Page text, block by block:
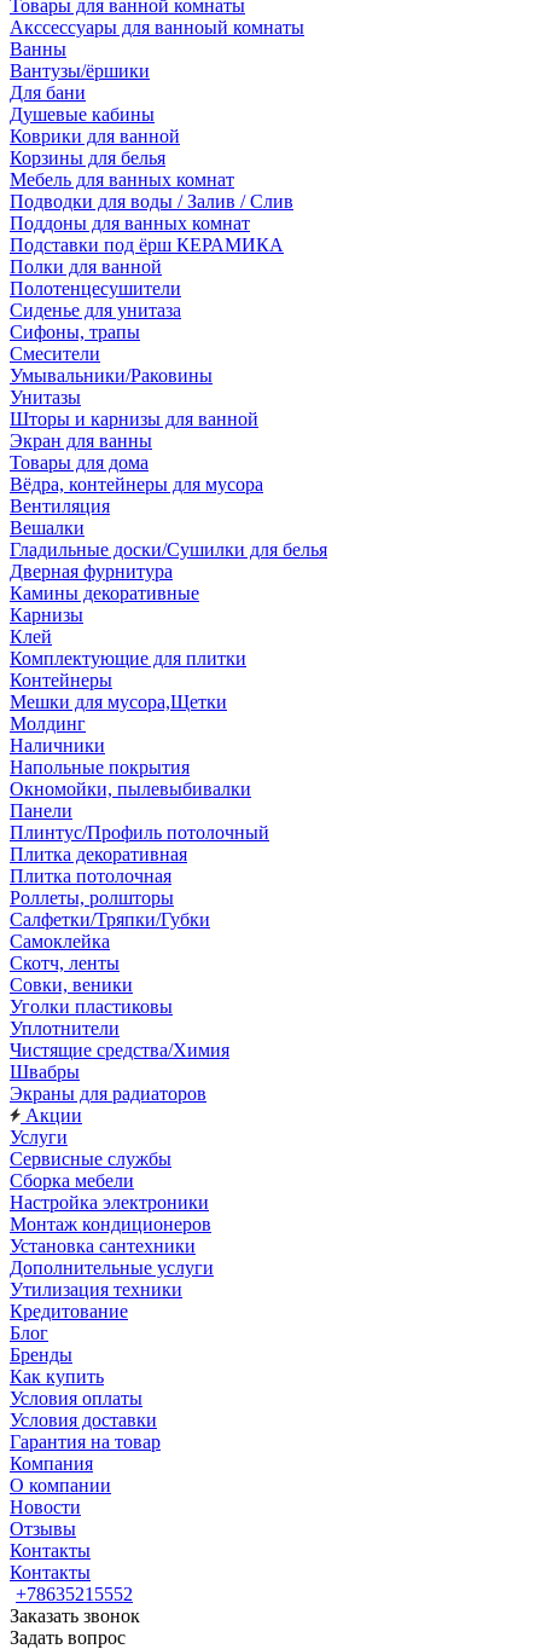
Товары для ванной комнаты
Акссессуары для ванноый комнаты
Ванны
Вантузы/ёршики
Для бани
Душевые кабины
Коврики для ванной
Корзины для белья
Мебель для ванных комнат
Подводки для воды / Залив / Слив
Поддоны для ванных комнат
Подставки под ёрш КЕРАМИКА
Полки для ванной
Полотенцесушители
Сиденье для унитаза
Сифоны, трапы
Смесители
Умывальники/Раковины
Унитазы
Шторы и карнизы для ванной
Экран для ванны
Товары для дома
Вёдра, контейнеры для мусора
Вентиляция
Вешалки
Гладильные доски/Сушилки для белья
Дверная фурнитура
Камины декоративные
Карнизы
Клей
Комплектующие для плитки
Контейнеры
Мешки для мусора,Щетки
Молдинг
Наличники
Напольные покрытия
Окномойки, пылевыбивалки
Панели
Плинтус/Профиль потолочный
Плитка декоративная
Плитка потолочная
Роллеты, ролшторы
Салфетки/Тряпки/Губки
Самоклейка
Скотч, ленты
Совки, веники
Уголки пластиковы
Уплотнители
Чистящие средства/Химия
Швабры
Экраны для радиаторов
Акции
Услуги
Сервисные службы
Сборка мебели
Настройка электроники
Монтаж кондиционеров
Установка сантехники
Дополнительные услуги
Утилизация техники
Кредитование
Блог
Бренды
Как купить
Условия оплаты
Условия доставки
Гарантия на товар
Компания
О компании
Новости
Отзывы
Контакты
Контакты
+78635215552
Заказать звонок
Задать вопрос